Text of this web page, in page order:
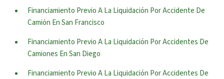
Financiamiento Previo A La Liquidación Por Accidente De
Camión En San Francisco
Financiamiento Previo A La Liquidación Por Accidentes De
Camiones En San Diego
Financiamiento Previo A La Liquidación Por Accidentes De